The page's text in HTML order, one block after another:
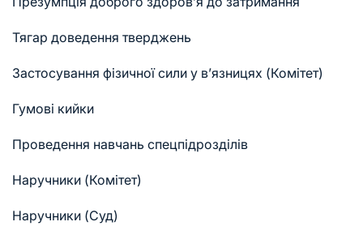
Тягар доведення тверджень
Застосування фізичної сили у в’язницях (Комітет)
Гумові кийки
Проведення навчань спецпідрозділів
Наручники (Комітет)
Наручники (Суд)